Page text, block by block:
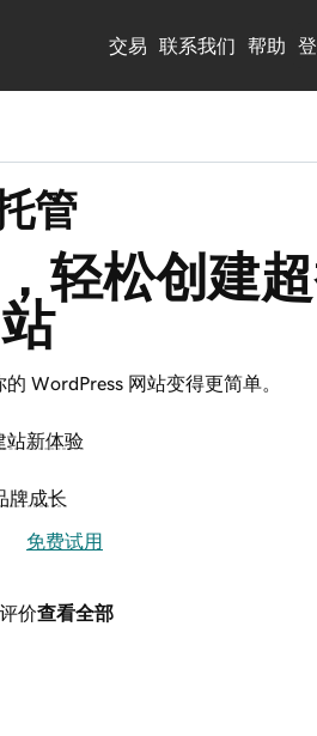
交易 联系我们 帮助
管
轻松创建
WordPress 网站变得更简单。
站新体验
牌成长
免费试用
价查看全部